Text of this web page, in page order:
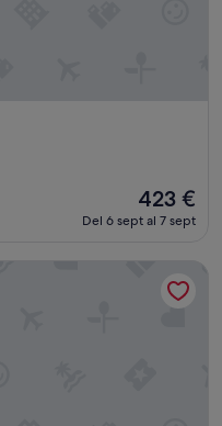
El
precio
423 €
423 €
Del 6 sept al 7 sept